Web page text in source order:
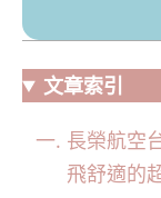
文章索引
長榮航空
飛舒適的